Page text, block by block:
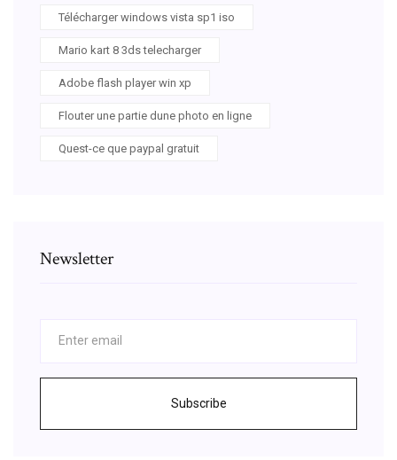
Télécharger windows vista sp1 iso
Mario kart 8 3ds telecharger
Adobe flash player win xp
Flouter une partie dune photo en ligne
Quest-ce que paypal gratuit
Newsletter
Subscribe